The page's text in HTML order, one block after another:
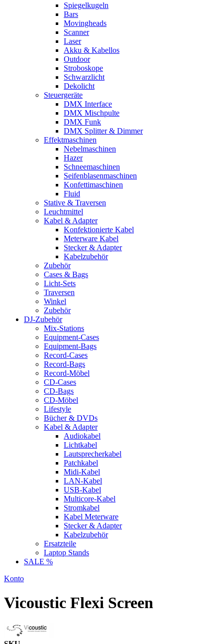
Spiegelkugeln
Bars
Movingheads
Scanner
Laser
Akku & Kabellos
Outdoor
Stroboskope
Schwarzlicht
Dekolicht
Steuergeräte
DMX Interface
DMX Mischpulte
DMX Funk
DMX Splitter & Dimmer
Effektmaschinen
Nebelmaschinen
Hazer
Schneemaschinen
Seifenblasenmaschinen
Konfettimaschinen
Fluid
Stative & Traversen
Leuchtmittel
Kabel & Adapter
Konfektionierte Kabel
Meterware Kabel
Stecker & Adapter
Kabelzubehör
Zubehör
Cases & Bags
Licht-Sets
Traversen
Winkel
Zubehör
DJ-Zubehör
Mix-Stations
Equipment-Cases
Equipment-Bags
Record-Cases
Record-Bags
Record-Möbel
CD-Cases
CD-Bags
CD-Möbel
Lifestyle
Bücher & DVDs
Kabel & Adapter
Audiokabel
Lichtkabel
Lautsprecherkabel
Patchkabel
Midi-Kabel
LAN-Kabel
USB-Kabel
Multicore-Kabel
Stromkabel
Kabel Meterware
Stecker & Adapter
Kabelzubehör
Ersatzteile
Laptop Stands
SALE %
Konto
Vicoustic Flexi Screen